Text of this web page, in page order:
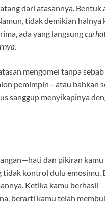
dari atasannya. Bentuk
tidak demikian halnya
ada yang langsung
.
mengomel tanpa sebab
pemimpin—atau bahkan
sanggup menyikapinya
dan pikiran kamu
tidak kontrol dulu emosimu.
Ketika kamu berhasil
berarti kamu telah